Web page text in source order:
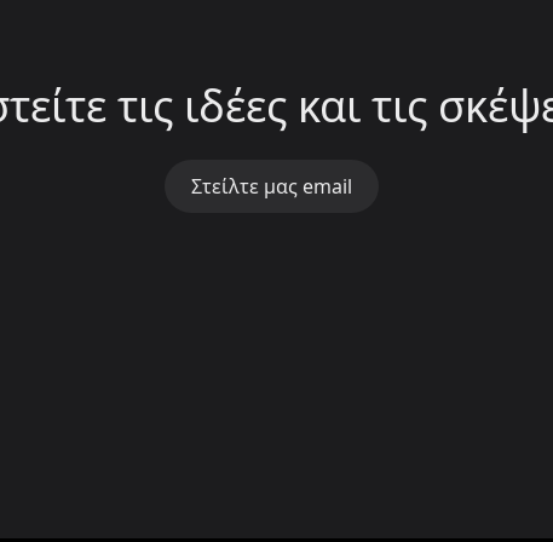
τις ιδέες και τις
Στείλτε μας email